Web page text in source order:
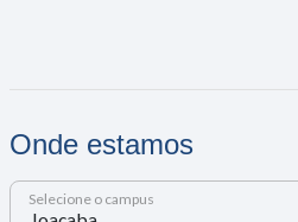
Onde estamos
Selecione o campus